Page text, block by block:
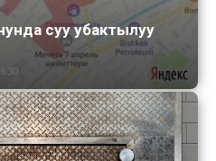
суу убактылуу